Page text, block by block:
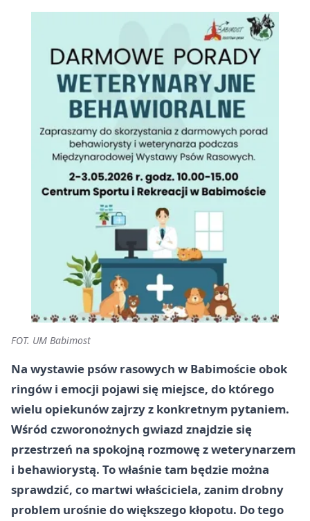
FOT. UM Babimost
Na wystawie psów rasowych w Babimoście obok
ringów i emocji pojawi się miejsce, do którego
wielu opiekunów zajrzy z konkretnym pytaniem.
Wśród czworonożnych gwiazd znajdzie się
przestrzeń na spokojną rozmowę z weterynarzem
i behawiorystą. To właśnie tam będzie można
sprawdzić, co martwi właściciela, zanim drobny
problem urośnie do większego kłopotu. Do tego